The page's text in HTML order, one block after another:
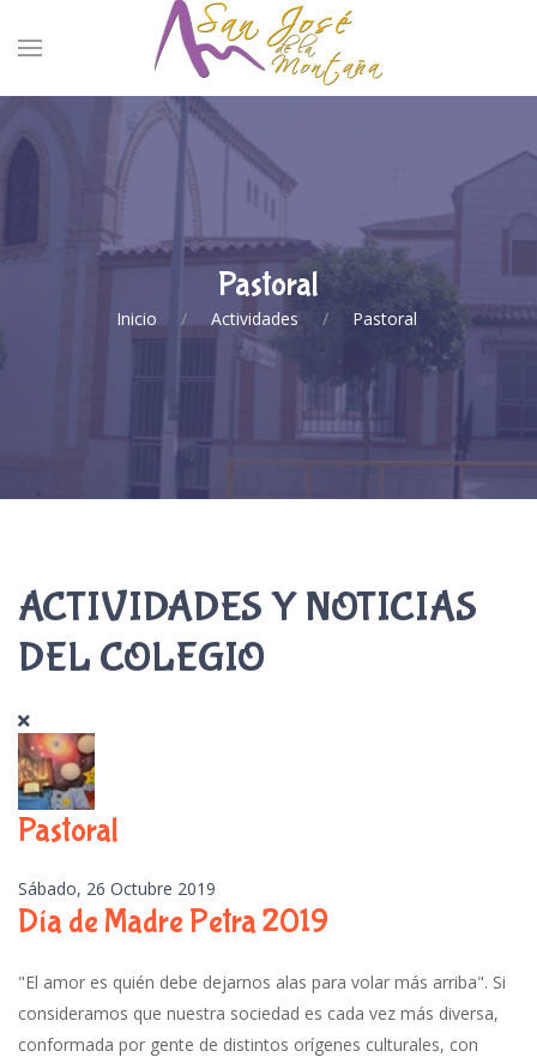
Pastoral
Inicio Actividades Pastoral
ACTIVIDADES Y NOTICIAS
DEL COLEGIO
Pastoral
Sábado, 26 Octubre 2019
Día de Madre Petra 2019
"El amor es quién debe dejarnos alas para volar más arriba". Si
consideramos que nuestra sociedad es cada vez más diversa,
conformada por gente de distintos orígenes culturales, con